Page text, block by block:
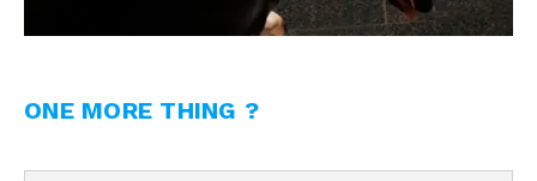
ONE MORE THING ?